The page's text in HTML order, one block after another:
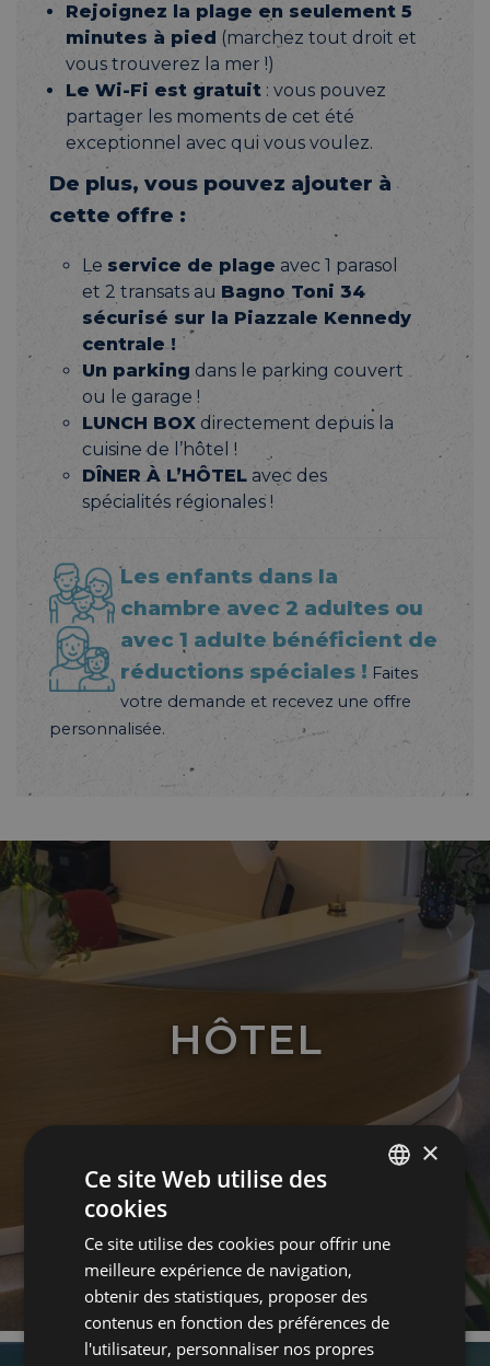
Rejoignez la plage en seulement 5
minutes à pied (marchez tout droit et
vous trouverez la mer !)
Le Wi-Fi est gratuit : vous pouvez
partager les moments de cet été
exceptionnel avec qui vous voulez.
De plus, vous pouvez ajouter à
cette offre :
Le service de plage avec 1 parasol
et 2 transats au Bagno Toni 34
sécurisé sur la Piazzale Kennedy
centrale !
Un parking dans le parking couvert
ou le garage !
LUNCH BOX directement depuis la
cuisine de l’hôtel !
DÎNER À L’HÔTEL avec des
spécialités régionales !
Les enfants dans la
chambre avec 2 adultes ou
avec 1 adulte bénéficient de
réductions spéciales ! Faites
votre demande et recevez une offre
personnalisée.
HÔTEL
ENGLISH
GERMAN
×
Ce site Web utilise des
cookies
Ce site utilise des cookies pour offrir une
meilleure expérience de navigation,
obtenir des statistiques, proposer des
contenus en fonction des préférences de
l'utilisateur, personnaliser nos propres